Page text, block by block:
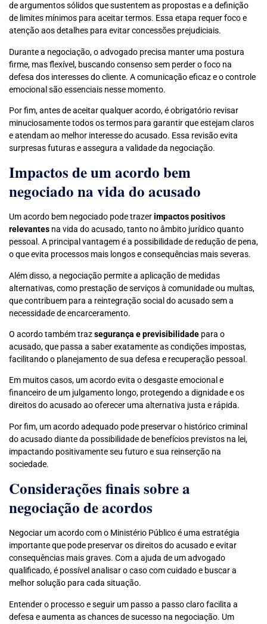
de argumentos sólidos que sustentem as propostas e a definição
de limites mínimos para aceitar termos. Essa etapa requer foco e
atenção aos detalhes para evitar concessões prejudiciais.
Durante a negociação, o advogado precisa manter uma postura
firme, mas flexível, buscando consenso sem perder o foco na
defesa dos interesses do cliente. A comunicação eficaz e o controle
emocional são essenciais nesse momento.
Por fim, antes de aceitar qualquer acordo, é obrigatório revisar
minuciosamente todos os termos para garantir que estejam claros
e atendam ao melhor interesse do acusado. Essa revisão evita
surpresas futuras e assegura a validade da negociação.
Impactos de um acordo bem
negociado na vida do acusado
Um acordo bem negociado pode trazerimpactos positivos
relevantes na vida do acusado, tanto no âmbito jurídico quanto
pessoal. A principal vantagem é a possibilidade de redução de pena,
o que evita processos mais longos e consequências mais severas.
Além disso, a negociação permite a aplicação de medidas
alternativas, como prestação de serviços à comunidade ou multas,
que contribuem para a reintegração social do acusado sem a
necessidade de encarceramento.
O acordo também trazsegurança e previsibilidade para o
acusado, que passa a saber exatamente as condições impostas,
facilitando o planejamento de sua defesa e recuperação pessoal.
Em muitos casos, um acordo evita o desgaste emocional e
financeiro de um julgamento longo, protegendo a dignidade e os
direitos do acusado ao oferecer uma alternativa justa e rápida.
Por fim, um acordo adequado pode preservar o histórico criminal
do acusado diante da possibilidade de benefícios previstos na lei,
impactando positivamente seu futuro e sua reinserção na
sociedade.
Considerações finais sobre a
negociação de acordos
Negociar um acordo com o Ministério Público é uma estratégia
importante que pode preservar os direitos do acusado e evitar
consequências mais graves. Com a ajuda de um advogado
qualificado, é possível analisar o caso com cuidado e buscar a
melhor solução para cada situação.
Entender o processo e seguir um passo a passo claro facilita a
defesa e aumenta as chances de sucesso na negociação. Um